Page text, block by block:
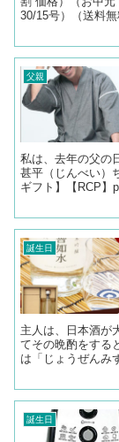
30/15号）（送料
父親
私は、去年の父の
甚平（じんべい）
ギフト】【RCP】
誕生日
主人は、日本酒が
てその晩酌をする
は「じょうぜんみ
まっていてどん
誕生日